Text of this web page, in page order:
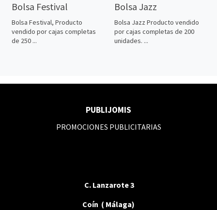
Bolsa Festival
Bolsa Festival, Producto
vendido por cajas completas
de 250 ...
Bolsa Jazz
Bolsa Jazz Producto vendido
por cajas completas de 200
unidades. ...
PUBLIJOMIS
PROMOCIONES PUBLICITARIAS
C. Lanzarote 3
Coín ( Málaga)